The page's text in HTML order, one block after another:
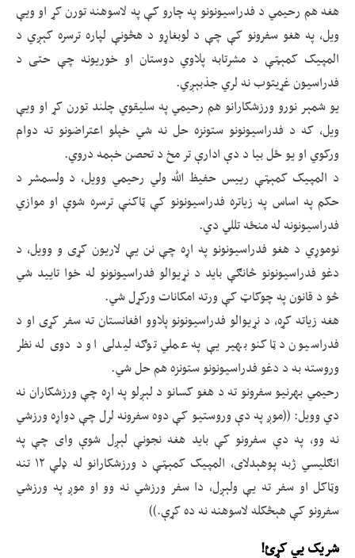
هغه هم رحیمي د فدراسیونونو په چارو کې په لاسوهنه تورن کړ او ویې
ویل، په هغو سفرونو کې چې د لوبغاړو د هڅونې لپاره ترسره کېږي د
المپیک کمېټې د مشرتابه پلاوي دوستان او خوریونه چې حتی د
فدراسیون غړيتوب نه لري جذبېږي.
یو شمېر نورو ورزشکارانو هم رحیمي په سلیقوي چلند تورن کړ او ویې
ویل، که د فدراسیونونو ستونزه حل نه شي خپلو اعتراضونو ته دوام
ورکوي او یو ځل بیا د دې ادارې تر مخ د تحصن خېمه دروي.
د المپیک کمېټې رییس حفیظ الله ولي رحیمي وویل، د ولسمشر د
حکم په اساس په زیاتره فدراسیونونو کې ټاکنې ترسره شوې او موازي
فدراسیونونه له منځه تللي دي.
نوموړي د هغو فدراسیونونو په اړه چې نن یې لاریون کړی و وویل، د
دغو فدراسیونونو څانګې باید د نړیوالو فدراسیونونو له خوا تایید شي
څو د قانون په چوکاټ کې ورته امکانات ورکړل شي.
هغه زیاته کړه، د نړیوالو فدراسیونونو پلاوو افغانستان ته سفر کړی او د
فدراسیون د ټاکنو بهیر یې په عملي توګه لیدلی او د دوی له نظر
وروسته به د دغو فدراسیونونو ستونزه هم حل شي.
رحیمي بهرنیو سفرونو ته د هغو کسانو د لېږلو په اړه چې ورزشکاران نه
دي وویل: ((موږ په دې وروستیو کې دوه سفرونه لرل چې دواړه ورزشي
نه وو، په دې سفرونو کې باید هغه نجونې لېږل شوې وای چې په
انګليسي ژبه پوهېدلای، المپیک کمېټې د ورزشکارانو له ډلې ۱۲ تنه
وټاکل او سفر ته یې ولېږل، دا سفر ورزشي نه وو او موږ په ورزشي
سفرونو کې هېڅکله لاسوهنه نه ده کړې.))
شریک یي کړئ!